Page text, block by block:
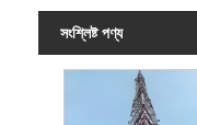
সংশ্লিষ্ট পণ্য